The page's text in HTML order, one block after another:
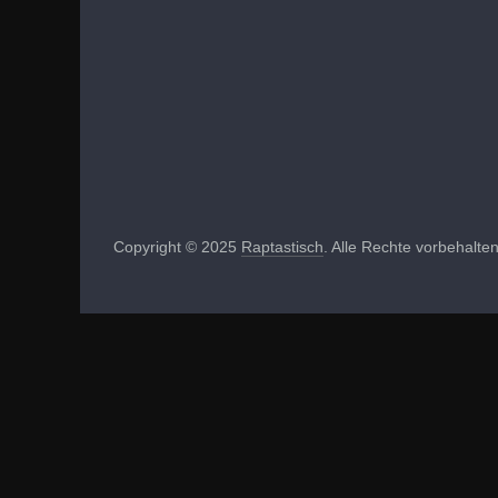
Copyright © 2025 Raptastisch . Alle Rechte